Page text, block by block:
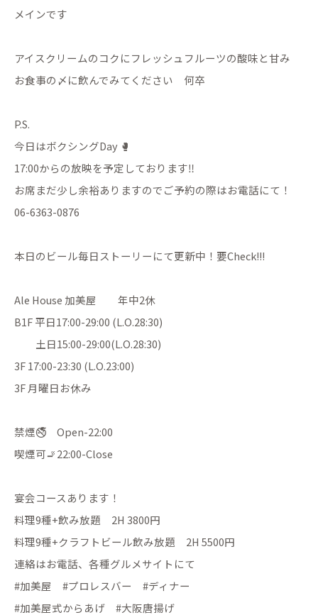
メインです
アイスクリームのコクにフレッシュフルーツの酸味と甘み
お食事の〆に飲んでみてください 何卒
P.S.
今日はボクシングDay 🥊
17:00からの放映を予定しております‼️
お席まだ少し余裕ありますのでご予約の際はお電話にて！
06-6363-0876
本日のビール毎日ストーリーにて更新中！要Check!!!
Ale House 加美屋 年中2休
B1F 平日17:00-29:00 (L.O.28:30)
土日15:00-29:00(L.O.28:30)
3F 17:00-23:30 (L.O.23:00)
3F 月曜日お休み
禁煙🚭 Open-22:00
喫煙可🚬22:00-Close
宴会コースあります！
料理9種+飲み放題 2H 3800円
料理9種+クラフトビール飲み放題 2H 5500円
連絡はお電話、各種グルメサイトにて
#加美屋 #プロレスバー #ディナー
#加美屋式からあげ #大阪唐揚げ